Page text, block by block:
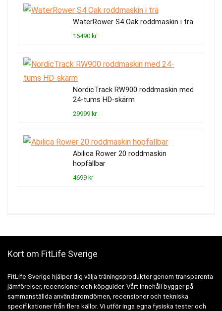
WaterRower S4 Oak roddmaskin i trä
16490 kr
NordicTrack RW900 roddmaskin med
24-tums HD-skärm
29999 kr
Abilica Rower 20 roddmaskin
hopfällbar
4699 kr
Kort om FitLife Sverige
FitLife Sverige hjälper dig välja träningsprodukter genom transparenta
jämförelser, recensioner och köpguider. Vårt innehåll bygger på
sammanställda användaromdömen, recensioner och tekniska
specifikationer från flera källor. Vi utför inga egna fysiska tester och